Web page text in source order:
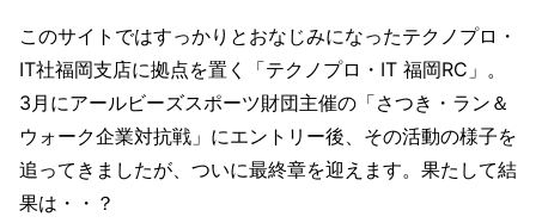
このサイトではすっかりとおなじみになったテクノプロ・
IT社福岡支店に拠点を置く「テクノプロ・IT 福岡RC」。
3月にアールビーズスポーツ財団主催の「さつき・ラン＆
ウォーク企業対抗戦」にエントリー後、その活動の様子を
追ってきましたが、ついに最終章を迎えます。果たして結
果は・・？